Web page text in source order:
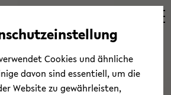
Automatische
vermeiden
zum
wechseln
zum
wechseln
zum
wechseln
Cookies und ähnliche
davon sind essentiell, um die
Website zu gewährleisten,